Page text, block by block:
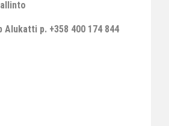
p. +358 400 174 844